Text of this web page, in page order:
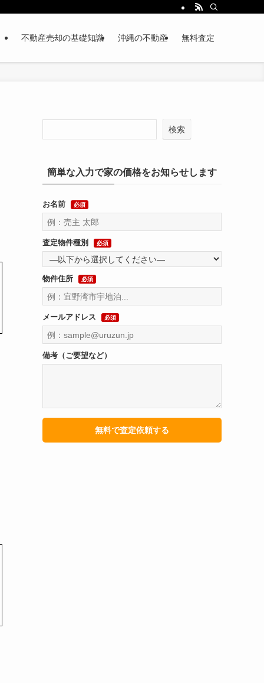
不動産売却の基礎知識 沖縄の不動産 無料査定
検索
簡単な入力で家の価格をお知らせします
お名前 必須
査定物件種別 必須
物件住所 必須
メールアドレス 必須
備考（ご要望など）